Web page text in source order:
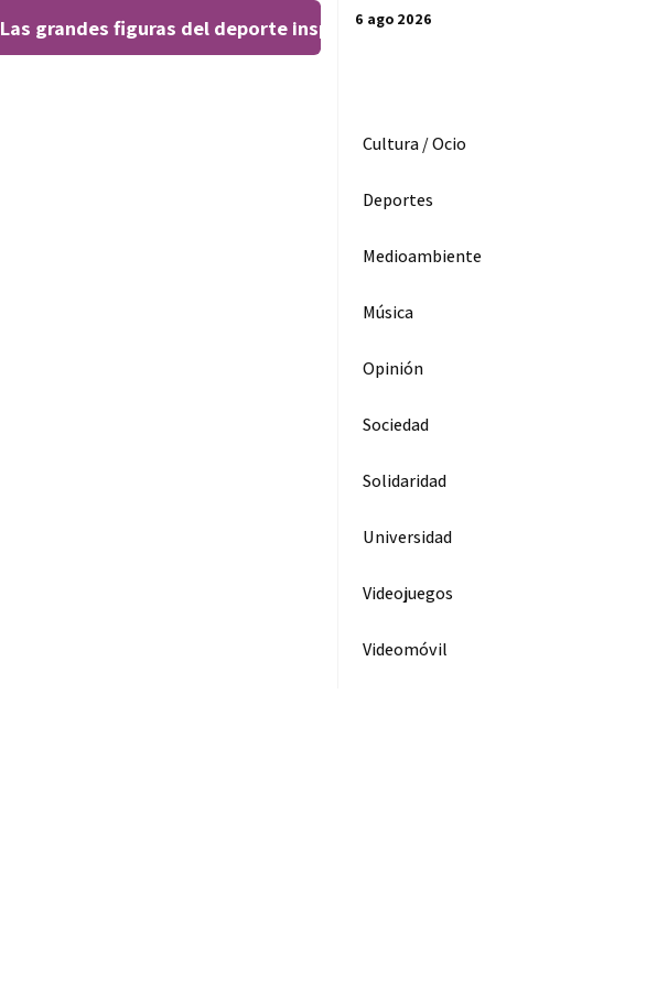
Las grandes figuras del deporte inspiran al público en el Teatro Leal
6 ago 2026
Cultura / Ocio
Deportes
Medioambiente
Música
Opinión
Sociedad
Solidaridad
Universidad
Videojuegos
Videomóvil